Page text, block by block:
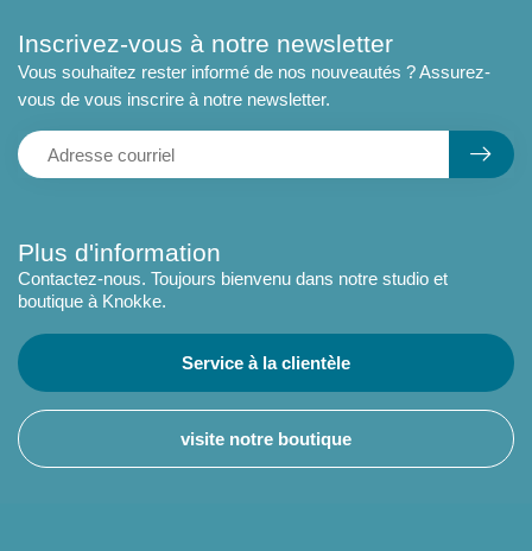
Plus d'information
Contactez-nous. Toujours bienvenu dans notre studio et
boutique à Knokke.
Service à la clientèle
visite notre boutique
Inscrivez-vous à notre newsletter
Vous souhaitez rester informé de nos nouveautés ? Assurez-
vous de vous inscrire à notre newsletter.